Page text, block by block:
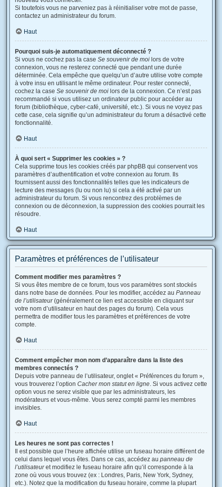
Si toutefois vous ne parveniez pas à réinitialiser votre mot de passe,
contactez un administrateur du forum.
Haut
Pourquoi suis-je automatiquement déconnecté ?
Si vous ne cochez pas la case Se souvenir de moi lors de votre
connexion, vous ne resterez connecté que pendant une durée
déterminée. Cela empêche que quelqu’un d’autre utilise votre compte
à votre insu en utilisant le même ordinateur. Pour rester connecté,
cochez la case Se souvenir de moi lors de la connexion. Ce n’est pas
recommandé si vous utilisez un ordinateur public pour accéder au
forum (bibliothèque, cyber-café, université, etc.). Si vous ne voyez pas
cette case, cela signifie qu’un administrateur du forum a désactivé cette
fonctionnalité.
Haut
À quoi sert « Supprimer les cookies » ?
Cela supprime tous les cookies créés par phpBB qui conservent vos
paramètres d’authentification et votre connexion au forum. Ils
fournissent aussi des fonctionnalités telles que les indicateurs de
lecture des messages (lu ou non lu) si cela a été activé par un
administrateur du forum. Si vous rencontrez des problèmes de
connexion ou de déconnexion, la suppression des cookies pourrait les
résoudre.
Haut
Paramètres et préférences de l’utilisateur
Comment modifier mes paramètres ?
Si vous êtes membre de ce forum, tous vos paramètres sont stockés
dans notre base de données. Pour les modifier, accédez au Panneau
de l’utilisateur(généralement ce lien est accessible en cliquant sur
votre nom d’utilisateur en haut des pages du forum). Cela vous
permettra de modifier tous les paramètres et préférences de votre
compte.
Haut
Comment empêcher mon nom d’apparaître dans la liste des
membres connectés ?
Depuis votre panneau de l’utilisateur, onglet « Préférences du forum »,
vous trouverez l’option Cacher mon statut en ligne. Si vous activez cette
option vous ne serez visible que par les administrateurs, les
modérateurs et vous-même. Vous serez compté parmi les membres
invisibles.
Haut
Les heures ne sont pas correctes !
Il est possible que l’heure affichée utilise un fuseau horaire différent de
celui dans lequel vous êtes. Dans ce cas, accédez au panneau de
l’utilisateuret modifiez le fuseau horaire afin qu’il corresponde à la
zone où vous vous trouvez (ex : Londres, Paris, New York, Sydney,
etc.). Notez que la modification du fuseau horaire, comme la plupart